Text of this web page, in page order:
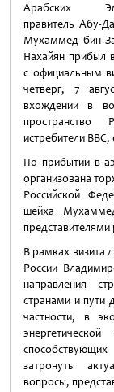
Арабских
правитель Абу-
Мухаммед бин
Нахайян прибыл
с официальным
четверг, 7
вхождении в
пространство
истребители
По прибытии в
организована
Российской
шейха
представителями
В рамках визита
России
направления
странами и пути
частности, в
затронуты
вопросы,